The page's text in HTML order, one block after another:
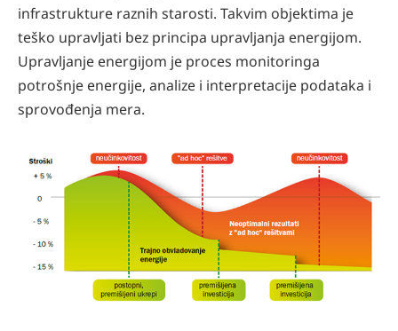
infrastrukture raznih starosti. Takvim objektima je
teško upravljati bez principa upravljanja energijom.
Upravljanje energijom je proces monitoringa
potrošnje energije, analize i interpretacije podataka i
sprovođenja mera.